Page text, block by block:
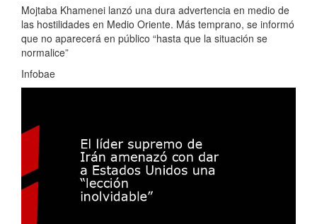
Mojtaba Khamenei lanzó una dura advertencia en medio de
las hostilidades en Medio Oriente. Más temprano, se informó
que no aparecerá en público “hasta que la situación se
normalice”
Infobae